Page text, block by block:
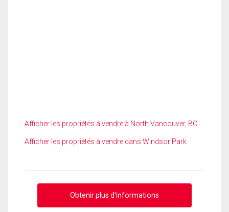
Afficher les propriétés à vendre à North Vancouver, BC
Afficher les propriétés à vendre dans Windsor Park
Obtenir plus d'informations